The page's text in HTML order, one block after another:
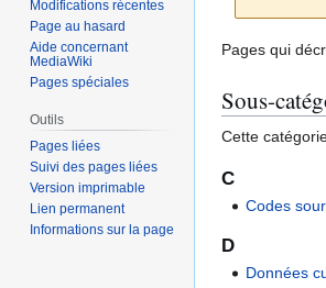
Aller
la
navigation
Aller
la
recherche
Pages qui
Sous-
Cette
C
Codes
D
Données
Modifications récentes
Page au hasard
Aide concernant
MediaWiki
Pages spéciales
Outils
Pages liées
Suivi des pages liées
Version imprimable
Lien permanent
Informations sur la page